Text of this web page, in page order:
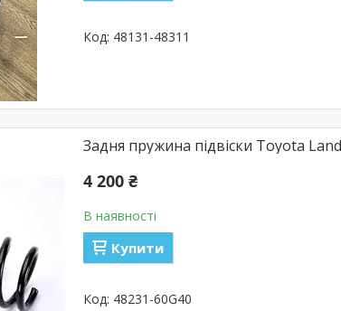
48131-48311
Задня пружина підвіски Toyota
4 200 ₴
В наявності
Купити
48231-60G40